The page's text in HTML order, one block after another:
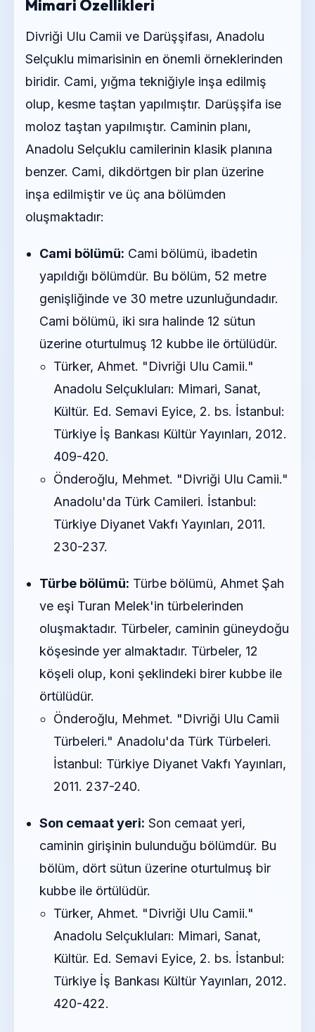
Mimari Özellikleri
Divriği Ulu Camii ve Darüşşifası, Anadolu
Selçuklu mimarisinin en önemli örneklerinden
biridir. Cami, yığma tekniğiyle inşa edilmiş
olup, kesme taştan yapılmıştır. Darüşşifa ise
moloz taştan yapılmıştır. Caminin planı,
Anadolu Selçuklu camilerinin klasik planına
benzer. Cami, dikdörtgen bir plan üzerine
inşa edilmiştir ve üç ana bölümden
oluşmaktadır:
Cami bölümü: Cami bölümü, ibadetin
yapıldığı bölümdür. Bu bölüm, 52 metre
genişliğinde ve 30 metre uzunluğundadır.
Cami bölümü, iki sıra halinde 12 sütun
üzerine oturtulmuş 12 kubbe ile örtülüdür.
Türker, Ahmet. "Divriği Ulu Camii."
Anadolu Selçukluları: Mimari, Sanat,
Kültür. Ed. Semavi Eyice, 2. bs. İstanbul:
Türkiye İş Bankası Kültür Yayınları, 2012.
409-420.
Önderoğlu, Mehmet. "Divriği Ulu Camii."
Anadolu'da Türk Camileri. İstanbul:
Türkiye Diyanet Vakfı Yayınları, 2011.
230-237.
Türbe bölümü: Türbe bölümü, Ahmet Şah
ve eşi Turan Melek'in türbelerinden
oluşmaktadır. Türbeler, caminin güneydoğu
köşesinde yer almaktadır. Türbeler, 12
köşeli olup, koni şeklindeki birer kubbe ile
örtülüdür.
Önderoğlu, Mehmet. "Divriği Ulu Camii
Türbeleri." Anadolu'da Türk Türbeleri.
İstanbul: Türkiye Diyanet Vakfı Yayınları,
2011. 237-240.
Son cemaat yeri: Son cemaat yeri,
caminin girişinin bulunduğu bölümdür. Bu
bölüm, dört sütun üzerine oturtulmuş bir
kubbe ile örtülüdür.
Türker, Ahmet. "Divriği Ulu Camii."
Anadolu Selçukluları: Mimari, Sanat,
Kültür. Ed. Semavi Eyice, 2. bs. İstanbul:
Türkiye İş Bankası Kültür Yayınları, 2012.
420-422.